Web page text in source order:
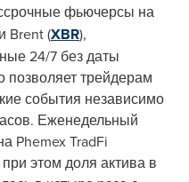
фьючерсы на
Brent (XBR),
24/7 без даты
позволяет трейдерам
события независимо
Еженедельный
Phemex TradFi
этом доля актива в